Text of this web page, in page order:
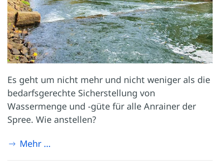
Es geht um nicht mehr und nicht weniger als die
bedarfsgerechte Sicherstellung von
Wassermenge und -güte für alle Anrainer der
Spree. Wie anstellen?
Mehr …